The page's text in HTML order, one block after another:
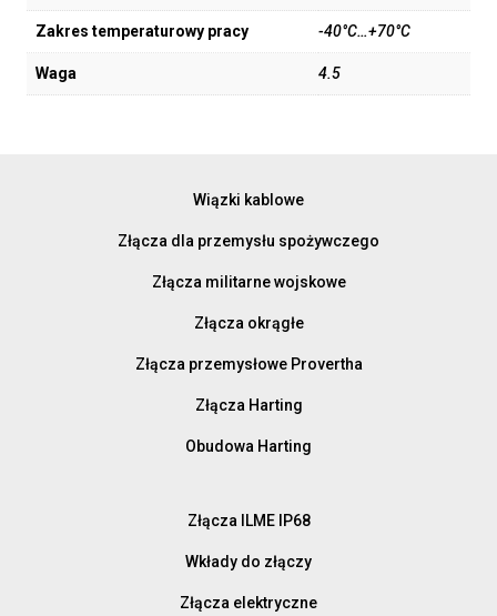
Zakres temperaturowy pracy -40°C…+70°C
Waga 4.5
Wiązki kablowe
Złącza dla przemysłu spożywczego
Złącza militarne wojskowe
Złącza okrągłe
Złącza przemysłowe Provertha
Złącza Harting
Obudowa Harting
Złącza ILME IP68
Wkłady do złączy
Złącza elektryczne